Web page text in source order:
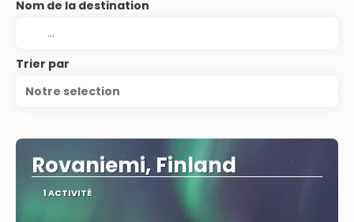
Nom de la destination
Trier par
Notre selection
Rovaniemi, Finland
1 ACTIVITÉ